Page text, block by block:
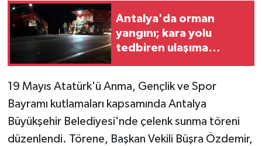
Antalya'da orman
yangını; kara yolu
tedbiren ulaşıma
19 Mayıs Atatürk'ü Anma, Gençlik ve Spor
Bayramı kutlamaları kapsamında Antalya
Büyükşehir Belediyesi'nde çelenk sunma töreni
düzenlendi. Törene, Başkan Vekili Büşra Özdemir,